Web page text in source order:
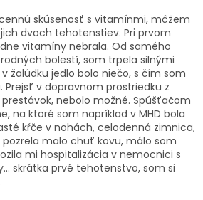
skúsenosť s vitamínmi, môžem
dvoch tehotenstiev. Pri prvom
vitamíny nebrala. Od samého
bolestí, som trpela silnými
žalúdku jedlo bolo niečo, s čím som
v dopravnom prostriedku z
nebolo možné. Spúšťačom
na ktoré som napríklad v MHD bola
kŕče v nohách, celodenná zimnica,
malo chuť kovu, málo som
mi hospitalizácia v nemocnici s
skrátka prvé tehotenstvo, som si